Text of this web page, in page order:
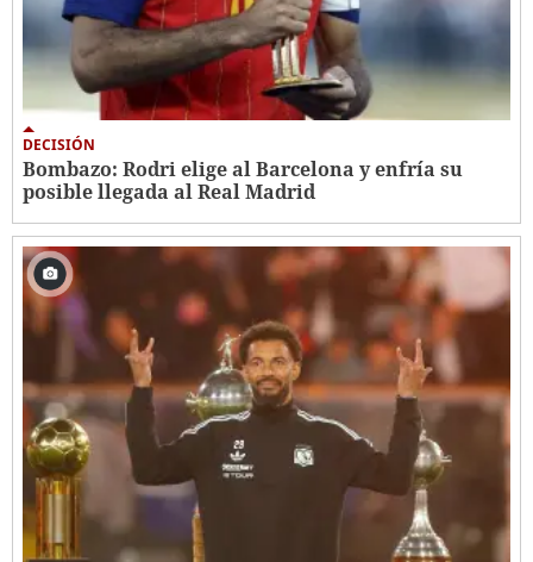
DECISIÓN
Bombazo: Rodri elige al Barcelona y enfría su
posible llegada al Real Madrid